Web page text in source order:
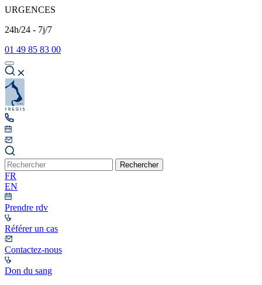
URGENCES
24h/24 - 7j/7
01 49 85 83 00
Rechercher
FR
EN
Prendre rdv
Référer un cas
Contactez-nous
Don du sang